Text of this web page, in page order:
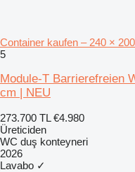
Container kaufen – 240 ×
5
Module-T Barrierefreien
cm | NEU
273.700 TL €4.980
Üreticiden
WC duş konteyneri
2026
Lavabo ✓